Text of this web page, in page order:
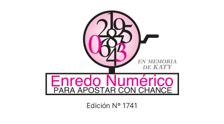
Edición Nº 1741